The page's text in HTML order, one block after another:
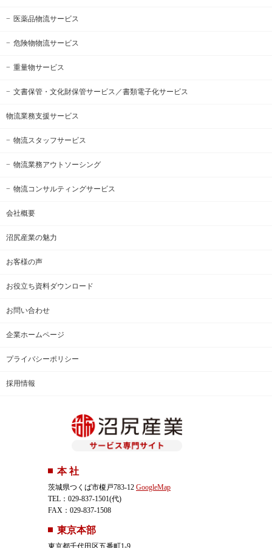
医薬品物流サービス
危険物物流サービス
重量物サービス
文書保管・文化財保管サービス ／書類電子化サービス
物流業務支援サービス
物流スタッフサービス
物流業務アウトソーシング
物流コンサルティングサービス
会社概要
沼尻産業の魅力
お客様の声
お役立ち資料ダウンロード
お問い合わせ
企業ホームページ
プライバシーポリシー
採用情報
本 社
茨城県つくば市榎戸783-12 GoogleMap
TEL：029-837-1501(代)
FAX：029-837-1508
東京本部
東京都千代田区五番町1-9